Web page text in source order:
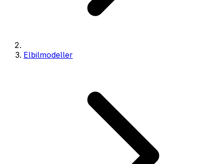
Elbilmodeller